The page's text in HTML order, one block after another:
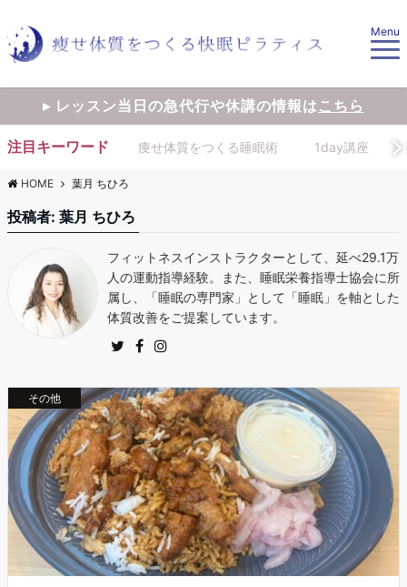
Menu
▸ レッスン当日の急代行や休講の情報はこちら
注目キーワード 痩せ体質をつくる睡眠術 1day講座
HOME 葉月 ちひろ
投稿者: 葉月 ちひろ
フィットネスインストラクターとして、延べ29.1万
人の運動指導経験。また、睡眠栄養指導士協会に所
属し、「睡眠の専門家」として「睡眠」を軸とした
体質改善をご提案しています。
その他